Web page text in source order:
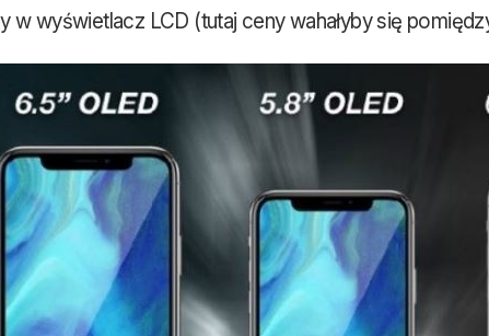
wyświetlacz LCD (tutaj ceny wahałyby się